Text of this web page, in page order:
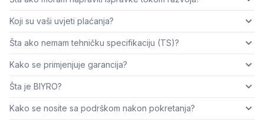
Koji su vaši uvjeti plaćanja?
Šta ako nemam tehničku specifikaciju (TS)?
Kako se primjenjuje garancija?
Šta je BIYRO?
Kako se nosite sa podrškom nakon pokretanja?